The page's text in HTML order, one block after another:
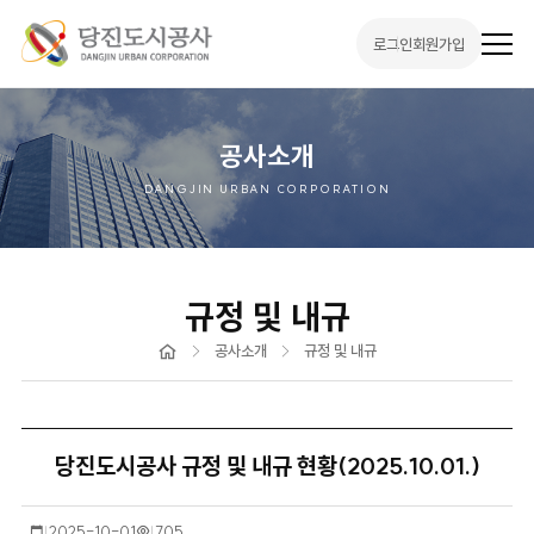
로그인회원가입
전
메
공사소개
DANGJIN URBAN CORPORATION
규정 및 내규
공사소개 규정 및 내규
당진도시공사 규정 및 내규 현황(2025.10.01.)